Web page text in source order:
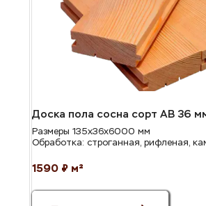
Доска пола сосна сорт АВ 36
Размеры 135х36х6000 мм
Обработка: строганная, рифленая,
1590 ₽ м²